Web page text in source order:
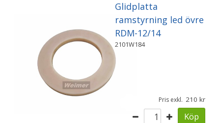
Glidplatta
ramstyrning led övre
RDM-12/14
2101W184
Pris exkl. 210
Köp